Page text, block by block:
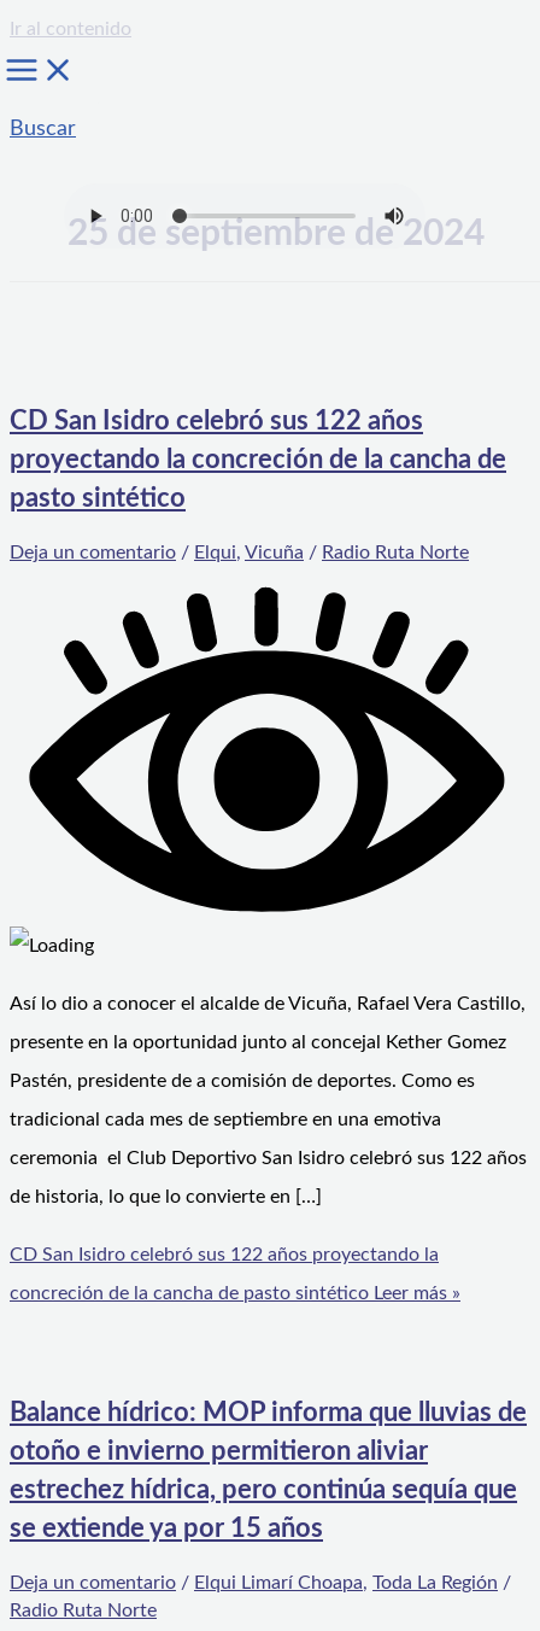
Ir al contenido
Buscar
25 de septiembre de 2024
CD San Isidro celebró sus 122 años
proyectando la concreción de la cancha de
pasto sintético
Deja un comentario / Elqui, Vicuña / Radio Ruta Norte
Así lo dio a conocer el alcalde de Vicuña, Rafael Vera Castillo,
presente en la oportunidad junto al concejal Kether Gomez
Pastén, presidente de a comisión de deportes. Como es
tradicional cada mes de septiembre en una emotiva
ceremonia el Club Deportivo San Isidro celebró sus 122 años
de historia, lo que lo convierte en […]
CD San Isidro celebró sus 122 años proyectando la
concreción de la cancha de pasto sintético Leer más »
Balance hídrico: MOP informa que lluvias de
otoño e invierno permitieron aliviar
estrechez hídrica, pero continúa sequía que
se extiende ya por 15 años
Deja un comentario / Elqui Limarí Choapa, Toda La Región /
Radio Ruta Norte